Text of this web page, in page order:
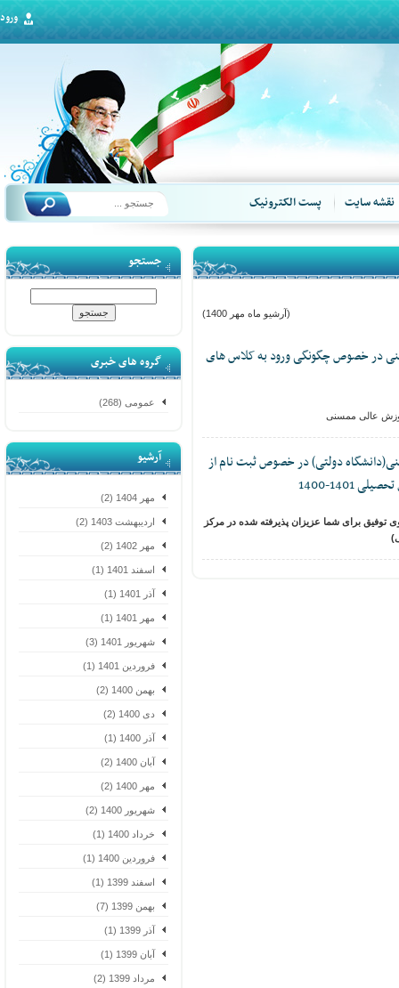
ورود
سایت پست الکترونیک
جستجو
گروه های خبری
عمومی (268)
آرشیو
مهر 1404 (2)
اردیبهشت 1403 (2)
مهر 1402 (2)
اسفند 1401 (1)
آذر 1401 (1)
مهر 1401 (1)
شهریور 1401 (3)
فروردین 1401 (1)
بهمن 1400 (2)
دی 1400 (2)
آذر 1400 (1)
آبان 1400 (2)
مهر 1400 (2)
شهریور 1400 (2)
خرداد 1400 (1)
فروردین 1400 (1)
اسفند 1399 (1)
بهمن 1399 (7)
آذر 1399 (1)
آبان 1399 (1)
مرداد 1399 (2)
(آرشیو ماه مهر 1400)
در خصوص چگونگی ورود به کلاس های
عالی ممسنی
دولتی) در خصوص ثبت نام از
1400
برای شما عزیزان پذیرفته شده در مرکز